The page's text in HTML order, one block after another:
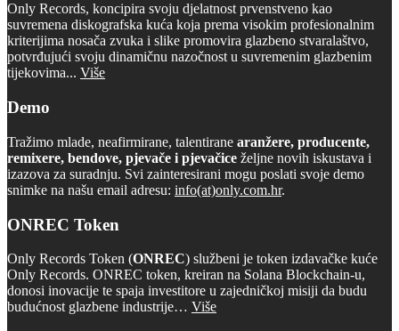
Only Records, koncipira svoju djelatnost prvenstveno kao
suvremena diskografska kuća koja prema visokim profesionalnim
kriterijima nosača zvuka i slike promovira glazbeno stvaralaštvo,
potvrđujući svoju dinamičnu nazočnost u suvremenim glazbenim
tijekovima... Više
Demo
Tražimo mlade, neafirmirane, talentirane aranžere, producente,
remixere, bendove, pjevače i pjevačice željne novih iskustava i
izazova za suradnju. Svi zainteresirani mogu poslati svoje demo
snimke na našu email adresu: info(at)only.com.hr.
ONREC Token
Only Records Token (ONREC) službeni je token izdavačke kuće
Only Records. ONREC token, kreiran na Solana Blockchain-u,
donosi inovacije te spaja investitore u zajedničkoj misiji da budu
budućnost glazbene industrije… Više